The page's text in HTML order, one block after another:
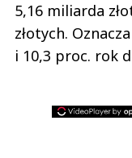
5,16 miliarda
złotych.
i 10,3 proc. rok